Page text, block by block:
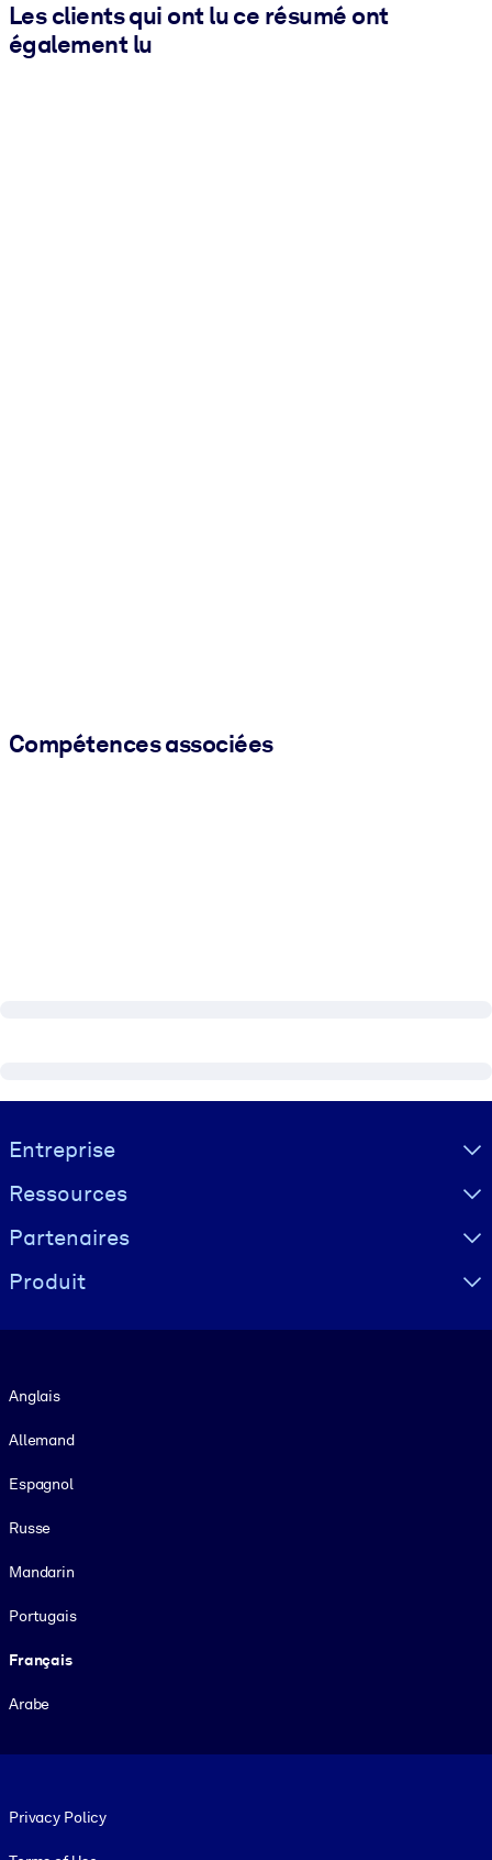
Les clients qui ont lu ce résumé ont
également lu
Compétences associées
Visually hidden Text
Entreprise
Ressources
Partenaires
Produit
Anglais
Allemand
Espagnol
Russe
Mandarin
Portugais
Français
Arabe
Privacy Policy